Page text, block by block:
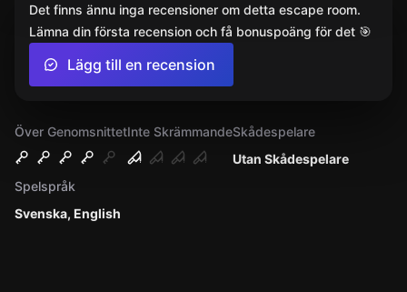
Över GenomsnittetInte Skrämmande
Utan Skådespelare
Skådespelare
Svenska, English
Spelspråk
Det finns ännu inga recensioner om detta escape room.
Lämna din första recension och få bonuspoäng för det 🎯
Lägg till en recension